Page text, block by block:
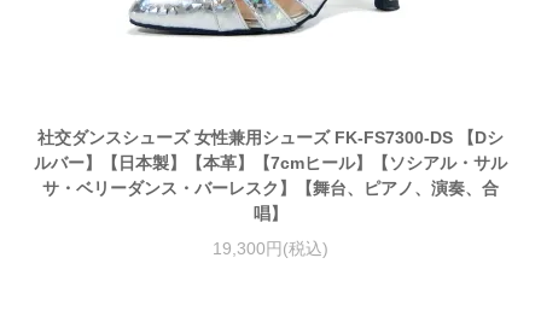
社交ダンスシューズ 女性兼用シューズ FK-FS7300-DS 【Dシ
ルバー】【日本製】【本革】【7cmヒール】【ソシアル・サル
サ・ベリーダンス・バーレスク】【舞台、ピアノ、演奏、合
唱】
19,300円(税込)